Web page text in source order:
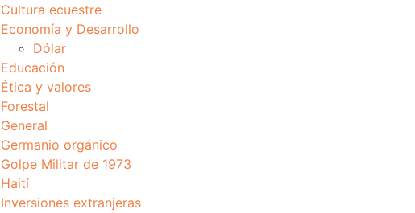
Cultura ecuestre
Economía y Desarrollo
Dólar
Educación
Ética y valores
Forestal
General
Germanio orgánico
Golpe Militar de 1973
Haití
Inversiones extranjeras